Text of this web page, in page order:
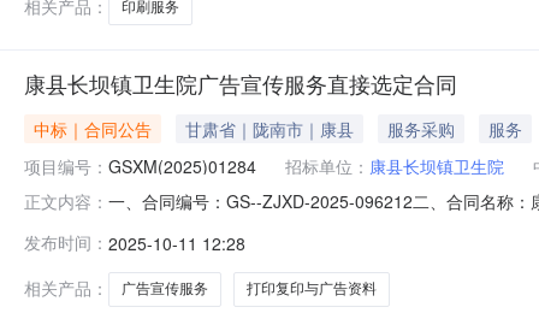
相关产品：
印刷服务
康县长坝镇卫生院广告宣传服务直接选定合同
中标｜合同公告 甘肃省｜陇南市｜康县 服务采购
服务
项目编号： GSXM(2025)01284 招标单位： 康县长坝镇卫生院
正文内容： 一、合同编号：GS--ZJXD-2025-096212二、合同名称
台区北关街道办事处前进东路北侧锦城花园1066号4号
发布时间： 2025-10-11 12:28
相关产品：
广告宣传服务 打印复印与广告资料